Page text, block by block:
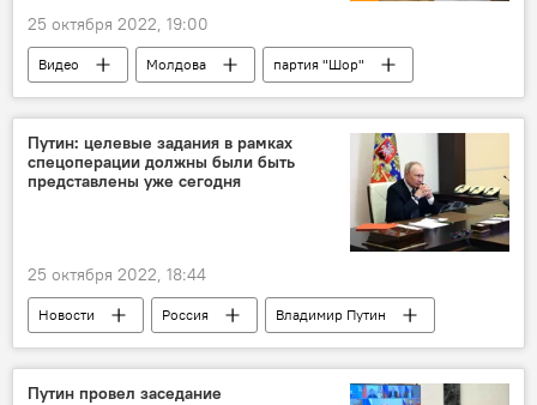
25 октября 2022, 19:00
Видео Молдова
партия "Шор"
Майя Санду
Запад
Кремль
Путин: целевые задания в рамках
спецоперации должны были быть
представлены уже сегодня
25 октября 2022, 18:44
Новости Россия
Владимир Путин
Совещание
Спецоперация
Путин провел заседание